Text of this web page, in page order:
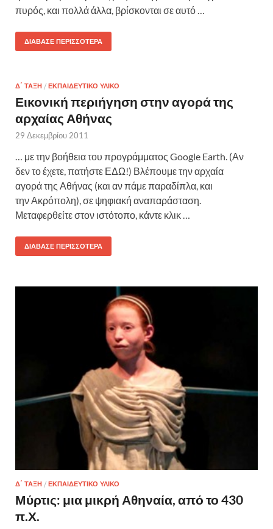
πυρός, και πολλά άλλα, βρίσκονται σε αυτό …
ΔΙΆΒΑΣΕ ΠΕΡΙΣΣΌΤΕΡΑ
Δ΄ ΤΆΞΗ / ΕΚΠΑΙΔΕΥΤΙΚΌ ΥΛΙΚΌ
Εικονική περιήγηση στην αγορά της
αρχαίας Αθήνας
29 Δεκεμβρίου 2011
… με την βοήθεια του προγράμματος Google Earth. (Αν
δεν το έχετε, πατήστε ΕΔΩ!) Βλέπουμε την αρχαία
αγορά της Αθήνας (και αν πάμε παραδίπλα, και
την Ακρόπολη), σε ψηφιακή αναπαράσταση.
Μεταφερθείτε στον ιστότοπο, κάντε κλικ …
ΔΙΆΒΑΣΕ ΠΕΡΙΣΣΌΤΕΡΑ
Δ΄ ΤΆΞΗ / ΕΚΠΑΙΔΕΥΤΙΚΌ ΥΛΙΚΌ
Μύρτις: μια μικρή Αθηναία, από το 430
π.Χ.